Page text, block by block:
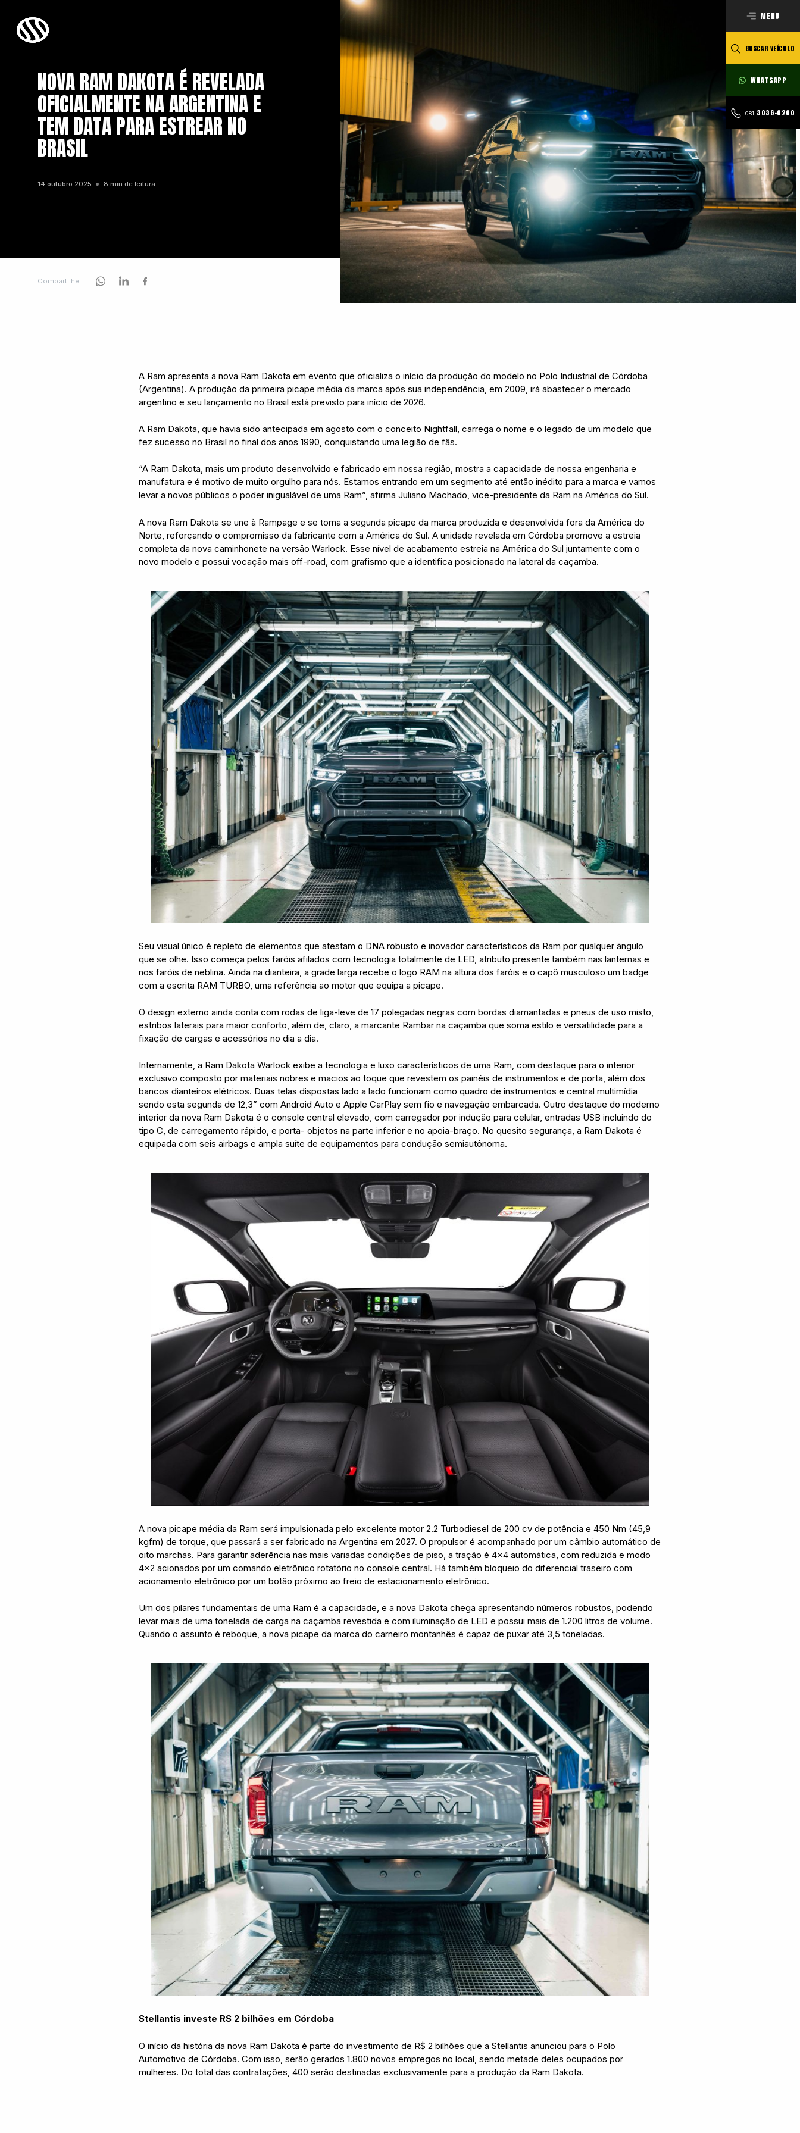
MENU
BUSCAR VEÍCULO
WHATSAPP
081 3036-0200
NOVA RAM DAKOTA É REVELADA
OFICIALMENTE NA ARGENTINA E
TEM DATA PARA ESTREAR NO
BRASIL
14 outubro 2025 8 min de leitura
Compartilhe
A Ram apresenta a nova Ram Dakota em evento que oficializa o início da produção do modelo no Polo Industrial de Córdoba
(Argentina). A produção da primeira picape média da marca após sua independência, em 2009, irá abastecer o mercado
argentino e seu lançamento no Brasil está previsto para início de 2026.
A Ram Dakota, que havia sido antecipada em agosto com o conceito Nightfall, carrega o nome e o legado de um modelo que
fez sucesso no Brasil no final dos anos 1990, conquistando uma legião de fãs.
“A Ram Dakota, mais um produto desenvolvido e fabricado em nossa região, mostra a capacidade de nossa engenharia e
manufatura e é motivo de muito orgulho para nós. Estamos entrando em um segmento até então inédito para a marca e vamos
levar a novos públicos o poder inigualável de uma Ram”, afirma Juliano Machado, vice-presidente da Ram na América do Sul.
A nova Ram Dakota se une à Rampage e se torna a segunda picape da marca produzida e desenvolvida fora da América do
Norte, reforçando o compromisso da fabricante com a América do Sul. A unidade revelada em Córdoba promove a estreia
completa da nova caminhonete na versão Warlock. Esse nível de acabamento estreia na América do Sul juntamente com o
novo modelo e possui vocação mais off-road, com grafismo que a identifica posicionado na lateral da caçamba.
Seu visual único é repleto de elementos que atestam o DNA robusto e inovador característicos da Ram por qualquer ângulo
que se olhe. Isso começa pelos faróis afilados com tecnologia totalmente de LED, atributo presente também nas lanternas e
nos faróis de neblina. Ainda na dianteira, a grade larga recebe o logo RAM na altura dos faróis e o capô musculoso um badge
com a escrita RAM TURBO, uma referência ao motor que equipa a picape.
O design externo ainda conta com rodas de liga-leve de 17 polegadas negras com bordas diamantadas e pneus de uso misto,
estribos laterais para maior conforto, além de, claro, a marcante Rambar na caçamba que soma estilo e versatilidade para a
fixação de cargas e acessórios no dia a dia.
Internamente, a Ram Dakota Warlock exibe a tecnologia e luxo característicos de uma Ram, com destaque para o interior
exclusivo composto por materiais nobres e macios ao toque que revestem os painéis de instrumentos e de porta, além dos
bancos dianteiros elétricos. Duas telas dispostas lado a lado funcionam como quadro de instrumentos e central multimídia
sendo esta segunda de 12,3” com Android Auto e Apple CarPlay sem fio e navegação embarcada. Outro destaque do moderno
interior da nova Ram Dakota é o console central elevado, com carregador por indução para celular, entradas USB incluindo do
tipo C, de carregamento rápido, e porta- objetos na parte inferior e no apoia-braço. No quesito segurança, a Ram Dakota é
equipada com seis airbags e ampla suíte de equipamentos para condução semiautônoma.
A nova picape média da Ram será impulsionada pelo excelente motor 2.2 Turbodiesel de 200 cv de potência e 450 Nm (45,9
kgfm) de torque, que passará a ser fabricado na Argentina em 2027. O propulsor é acompanhado por um câmbio automático de
oito marchas. Para garantir aderência nas mais variadas condições de piso, a tração é 4×4 automática, com reduzida e modo
4×2 acionados por um comando eletrônico rotatório no console central. Há também bloqueio do diferencial traseiro com
acionamento eletrônico por um botão próximo ao freio de estacionamento eletrônico.
Um dos pilares fundamentais de uma Ram é a capacidade, e a nova Dakota chega apresentando números robustos, podendo
levar mais de uma tonelada de carga na caçamba revestida e com iluminação de LED e possui mais de 1.200 litros de volume.
Quando o assunto é reboque, a nova picape da marca do carneiro montanhês é capaz de puxar até 3,5 toneladas.
Stellantis investe R$ 2 bilhões em Córdoba
O início da história da nova Ram Dakota é parte do investimento de R$ 2 bilhões que a Stellantis anunciou para o Polo
Automotivo de Córdoba. Com isso, serão gerados 1.800 novos empregos no local, sendo metade deles ocupados por
mulheres. Do total das contratações, 400 serão destinadas exclusivamente para a produção da Ram Dakota.